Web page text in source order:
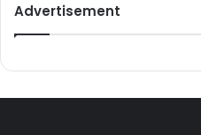
Advertisement